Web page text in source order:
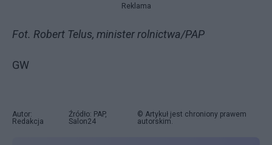
Reklama
Fot. Robert Telus, minister rolnictwa/PAP
GW
Autor:
Redakcja
Źródło: PAP,
Salon24
© Artykuł jest chroniony prawem
autorskim.